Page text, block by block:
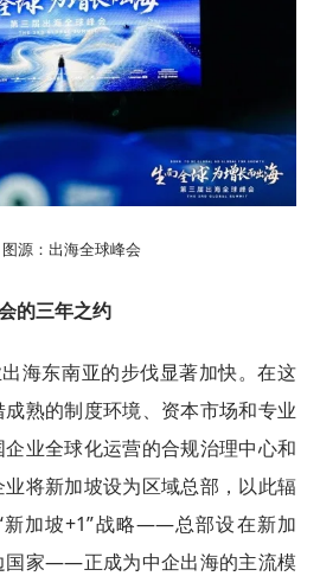
图源：出海全球峰会
的三年之约
海东南亚的步伐显著加快。在这
熟的制度环境、资本市场和专业
业全球化运营的合规治理中心和
将新加坡设为区域总部，以此辐
新加坡+1”战略——总部设在新加
国家——正成为中企出海的主流模